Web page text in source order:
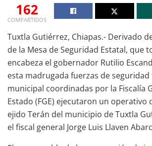
162
COMPARTIDOS
Tuxtla Gutiérrez, Chiapas.- Derivado
de la Mesa de Seguridad Estatal, que
encabeza el gobernador Rutilio
esta madrugada fuerzas de
municipal coordinadas por la Fiscalía
Estado (FGE) ejecutaron un operativo
ejido Terán del municipio de Tuxtla
el fiscal general Jorge Luis Llaven